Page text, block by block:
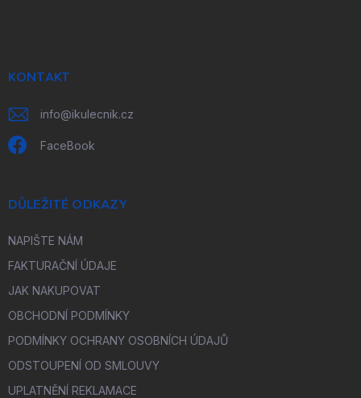
KONTAKT
info@ikulecnik.cz
FaceBook
DŮLEŽITÉ ODKAZY
NAPIŠTE NÁM
FAKTURAČNÍ ÚDAJE
JAK NAKUPOVAT
OBCHODNÍ PODMÍNKY
PODMÍNKY OCHRANY OSOBNÍCH ÚDAJŮ
ODSTOUPENÍ OD SMLOUVY
UPLATNĚNÍ REKLAMACE